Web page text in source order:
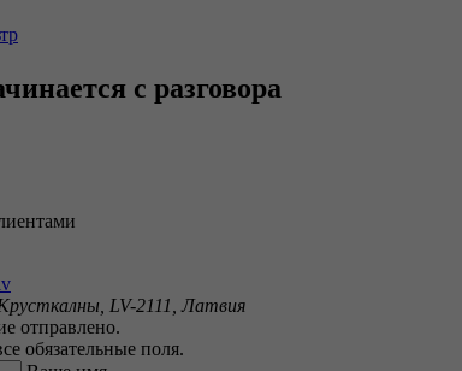
с разговора
LV-2111, Латвия
отправлено.
обязательные поля.